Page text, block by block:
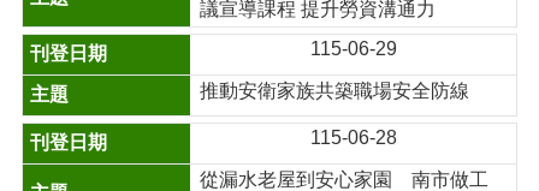
議宣導課程 提升勞資溝通力
115-06-29
推動安衛家族共築職場安全防線
115-06-28
從漏水老屋到安心家園 南市做工